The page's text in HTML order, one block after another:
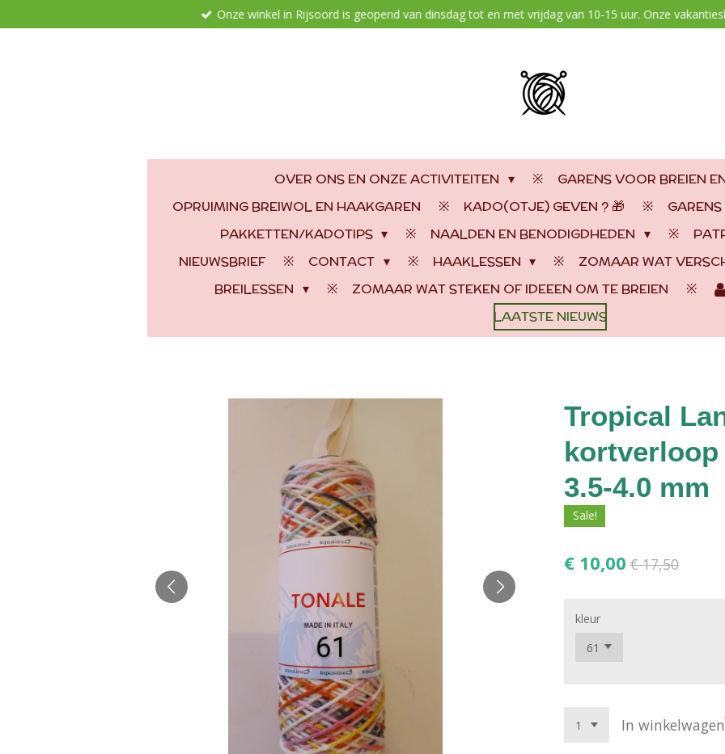
direct
Onze winkel in Rijsoord is geopend van dinsdag tot en met vrijdag van 10-15 uur. Onze
OVER ONS EN ONZE ACTIVITEITEN
GARENS VOOR BREIEN
OPRUIMING BREIWOL EN HAAKGAREN
KADO(OTJE) GEVEN ? 🎁
PAKKETTEN/KADOTIPS
NAALDEN EN BENODIGDHEDEN
NIEUWSBRIEF
CONTACT HAAKLESSEN
ZOMAAR WAT
BREILESSEN
ZOMAAR WAT STEKEN OF IDEEEN OM TE BREIEN
LAATSTE NIEUWS
Tropical
3.5-4.0 mm
Sale!
€ 10,00 € 17,50
kleur
In winkelwagen